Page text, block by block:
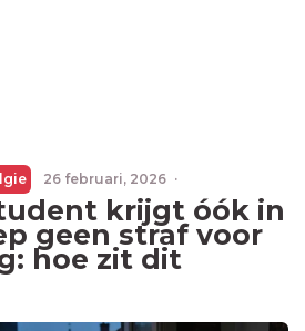
26 februari, 2026 ·
krijgt óók in
geen straf voor
hoe zit dit